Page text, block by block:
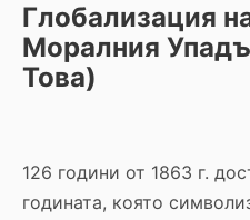
Глобализация
Моралния
Това)
126 години от 1863 г.
годината, която